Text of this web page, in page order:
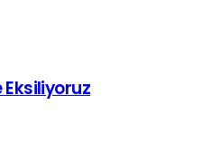
Eksiliyoruz